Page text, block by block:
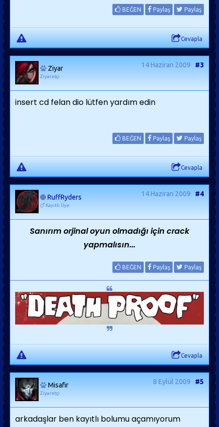
BEĞEN Paylaş Paylaş
Cevapla
Ziyar
Ziyaretçi
14 Haziran 2009 #3
insert cd felan dio lütfen yardım edin
BEĞEN Paylaş Paylaş
Cevapla
RuffRyders
Kayıtlı Üye
14 Haziran 2009 #4
Sanırım orjinal oyun olmadığı için crack
yapmalısın...
BEĞEN Paylaş Paylaş
Cevapla
Misafir
Ziyaretçi
8 Eylül 2009 #5
arkadaşlar ben kayıtlı bolumu açamıyorum